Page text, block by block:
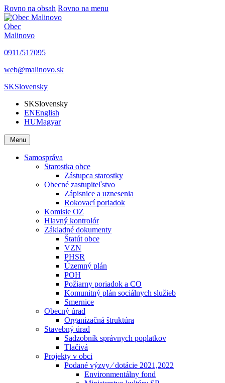
Rovno na obsah Rovno na menu
Obec
Malinovo
0911/517095
web@malinovo.sk
SKSlovensky
SKSlovensky
ENEnglish
HUMagyar
Menu
Samospráva
Starostka obce
Zástupca starostky
Obecné zastupiteľstvo
Zápisnice a uznesenia
Rokovací poriadok
Komisie OZ
Hlavný kontrolór
Základné dokumenty
Štatút obce
VZN
PHSR
Územný plán
POH
Požiarny poriadok a CO
Komunitný plán sociálnych služieb
Smernice
Obecný úrad
Organizačná štruktúra
Stavebný úrad
Sadzobník správnych poplatkov
Tlačivá
Projekty v obci
Podané výzvy ⁄ dotácie 2021,2022
Environmentálny fond